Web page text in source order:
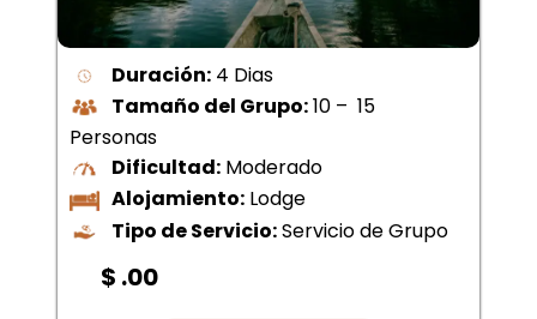
Duración:4 Dias
Tamaño del Grupo:10 – 15
Personas
Dificultad:Moderado
Alojamiento:Lodge
Tipo de Servicio:Servicio de Grupo
$ .00